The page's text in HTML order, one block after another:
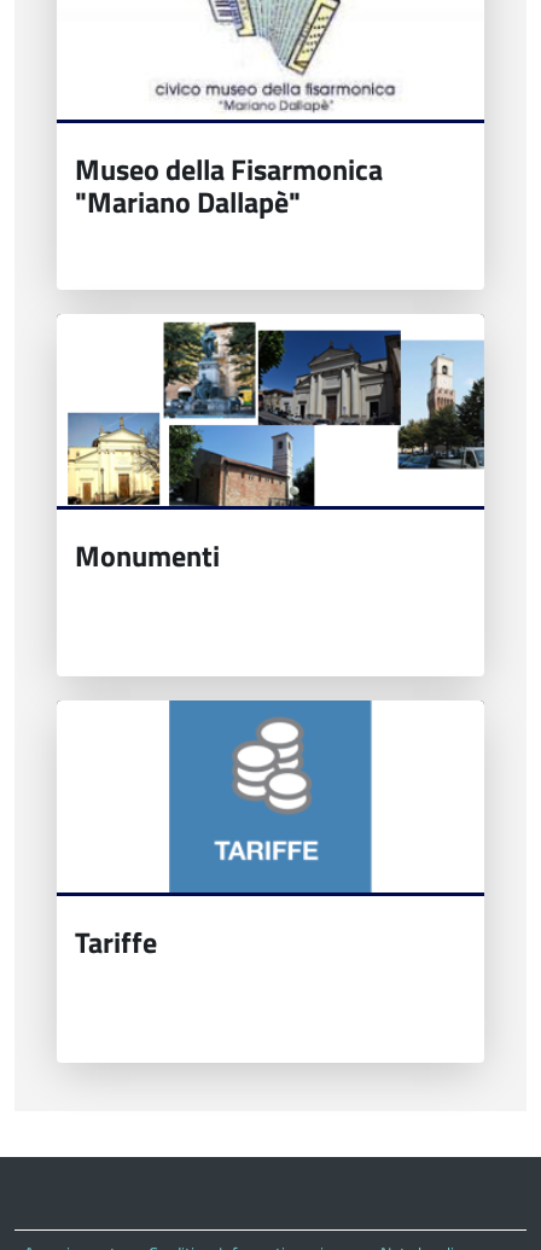
Museo della Fisarmonica
"Mariano Dallapè"
Monumenti
Tariffe